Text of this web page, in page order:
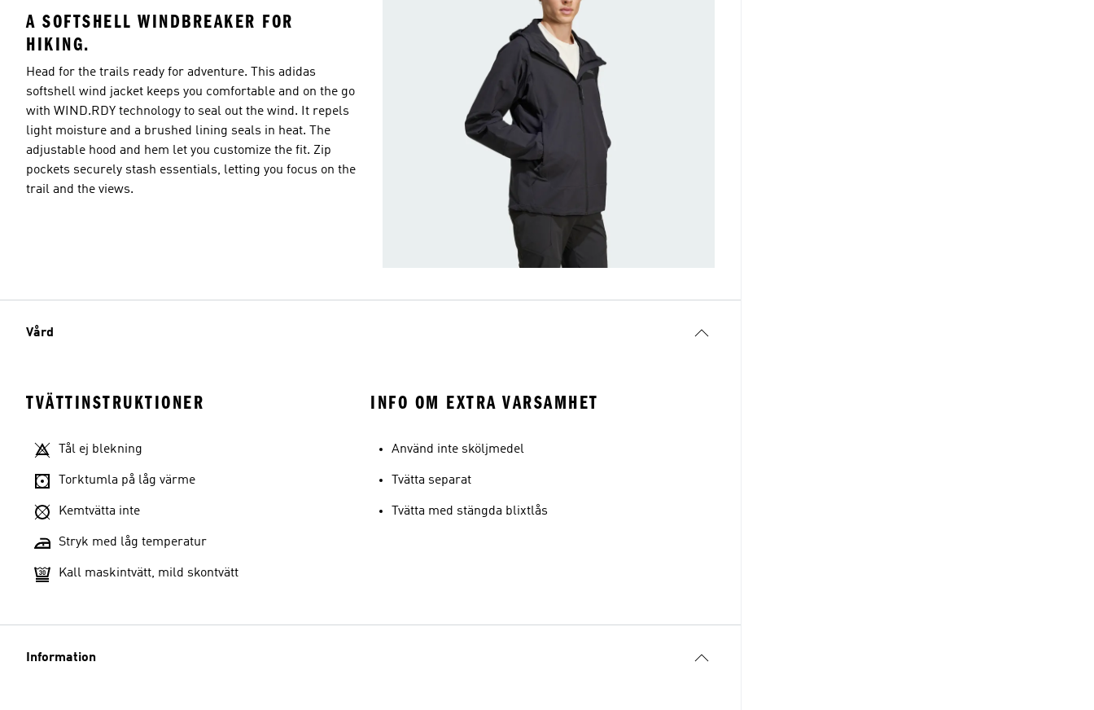
A SOFTSHELL WINDBREAKER FOR
HIKING.
Head for the trails ready for adventure. This adidas
softshell wind jacket keeps you comfortable and on the go
with WIND.RDY technology to seal out the wind. It repels
light moisture and a brushed lining seals in heat. The
adjustable hood and hem let you customize the fit. Zip
pockets securely stash essentials, letting you focus on the
trail and the views.
Vård
TVÄTTINSTRUKTIONER
Tål ej blekning
Torktumla på låg värme
Kemtvätta inte
Stryk med låg temperatur
Kall maskintvätt, mild skontvätt
INFO OM EXTRA VARSAMHET
Använd inte sköljmedel
Tvätta separat
Tvätta med stängda blixtlås
Information